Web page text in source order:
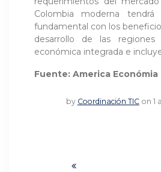
Colombia moderna
fundamental con los
desarrollo de las
económica integrada e
Fuente: America Económia
by Coordinación TIC on 1
Navegación